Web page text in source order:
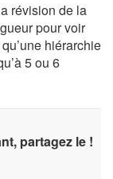
révision de la
pour voir
hiérarchie
5 ou 6
partagez le !